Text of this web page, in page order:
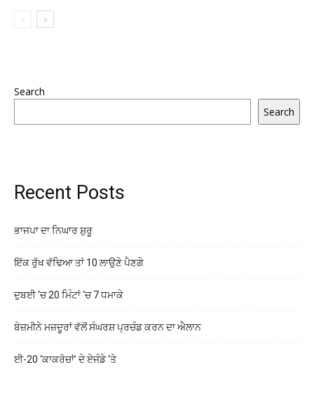
Search
Search
Recent Posts
ਭਾਜਪਾ ਦਾ ਨਿਘਾਰ ਸ਼ੁਰੂ
ਇੱਕ ਰੁੱਖ ਵੱਢਿਆ ਤਾਂ 10 ਲਾਉਣੇ ਪੈਣਗੇ
ਦੁਬਈ ‘ਚ 20 ਮਿੰਟਾਂ ‘ਚ 7 ਧਮਾਕੇ
ਬੇਜ਼ਮੀਨੇ ਮਜ਼ਦੂਰਾਂ ਵੱਲੋਂ ਸੰਘਰਸ਼ ਪ੍ਰਚੰਡ ਕਰਨ ਦਾ ਐਲਾਨ
ਈ-20 ‘ਕਾਕਰੋਚਾਂ’ ਦੇ ਏਜੰਡੇ ‘ਤੇ